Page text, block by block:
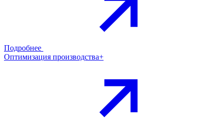
Подробнее
Оптимизация производства+